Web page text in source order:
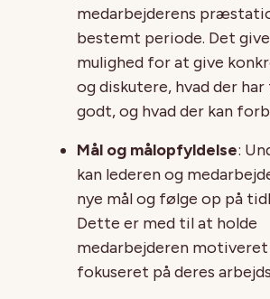
medarbejderens
bestemt periode. Det
mulighed for at give
og diskutere, hvad der
godt, og hvad der kan
Mål og målopfyldelse:
kan lederen og
nye mål og følge op på
Dette er med til at holde
medarbejderen
fokuseret på deres